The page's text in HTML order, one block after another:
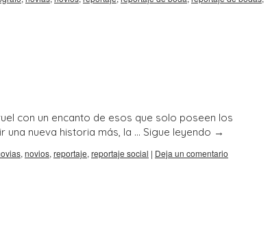
con un encanto de esos que solo poseen los
una nueva historia más, la … Sigue leyendo →
, novios, reportaje, reportaje social | Deja un comentario